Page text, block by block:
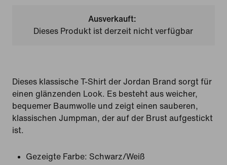
Ausverkauft:
Dieses Produkt ist derzeit nicht verfügbar
Dieses klassische T-Shirt der Jordan Brand sorgt für
einen glänzenden Look. Es besteht aus weicher,
bequemer Baumwolle und zeigt einen sauberen,
klassischen Jumpman, der auf der Brust aufgestickt
ist.
Gezeigte Farbe: Schwarz/Weiß